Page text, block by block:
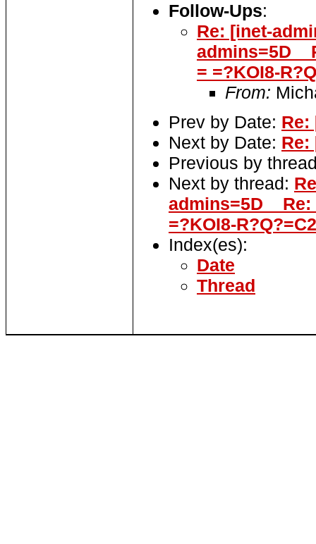
Follow-Ups:
Re: [inet-
= =?KOI8-
From:
Prev by Date: Re:
Next by Date: Re:
Previous by
Next by thread:
=?KOI8-
Index(es):
Date
Thread